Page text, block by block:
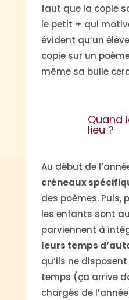
faut que la copie
le petit + qui
évident qu’un
copie sur un
même sa bulle
Quand
lieu ?
Au début de
créneaux
des poèmes. Puis,
les enfants sont
parviennent à
leurs temps
qu’ils ne
temps (ça arrive
chargés de